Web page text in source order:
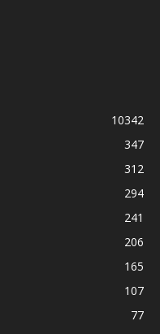
10342
347
312
294
241
206
165
107
77